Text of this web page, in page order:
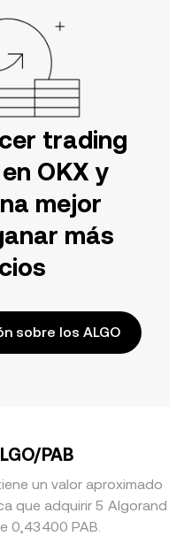
trading
OKX y
mejor
más
sobre los ALGO
PAB
un valor aproximado
que adquirir 5 Algorand
0,43400 PAB.